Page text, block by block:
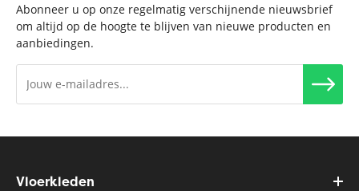
Abonneer u op onze regelmatig verschijnende nieuwsbrief
om altijd op de hoogte te blijven van nieuwe producten en
aanbiedingen.
Vloerkleden